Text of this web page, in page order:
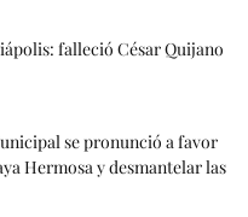
falleció César Quijano
se pronunció a favor
Hermosa y desmantelar las